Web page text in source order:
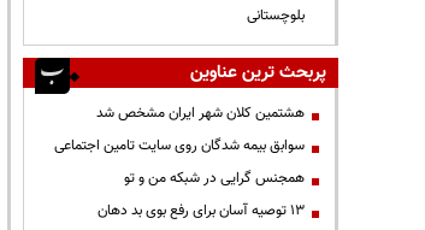
بلوچستانی
پربحث ترین عناوین
هشتمین کلان شهر ایران مشخص شد
سوابق بیمه شدگان روی سایت تامین اجتماعی
همجنس گرایی در شبکه من و تو
13 توصیه آسان برای رفع بوی بد دهان